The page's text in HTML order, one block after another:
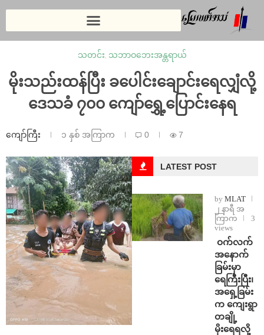
သတင်း, သဘာဝဘေးအန္တရာယ်
မိုးသည်းထန်ပြီး ခပေါင်းချောင်းရေလျှံလို့
ဒေသခံ ၇၀၀ ကျော်ရွှေ့ပြောင်းနေရ
ကျော်ကြီး ၁ နှစ် အကြာက 0 7
LATEST POST
by MLAT
၂ နာရီ အ
ကြာက
3
views
⁩ ⁨ဝက်လက်
အနောက်
ခြမ်းမှာ
ရေကြီးပြီး၊
အရှေ့ခြမ်း
က ကျေးရွာ
တချို့
မိုးရေရလို့